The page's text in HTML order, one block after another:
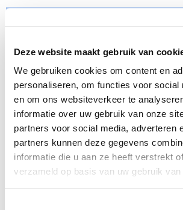
Deze website maakt gebruik van
We gebruiken cookies om content en
personaliseren, om functies voor social
en om ons websiteverkeer te
informatie over uw gebruik van onze
partners voor social media, adverteren
partners kunnen deze gegevens
informatie die u aan ze heeft verstrekt
verzameld op basis van uw gebruik